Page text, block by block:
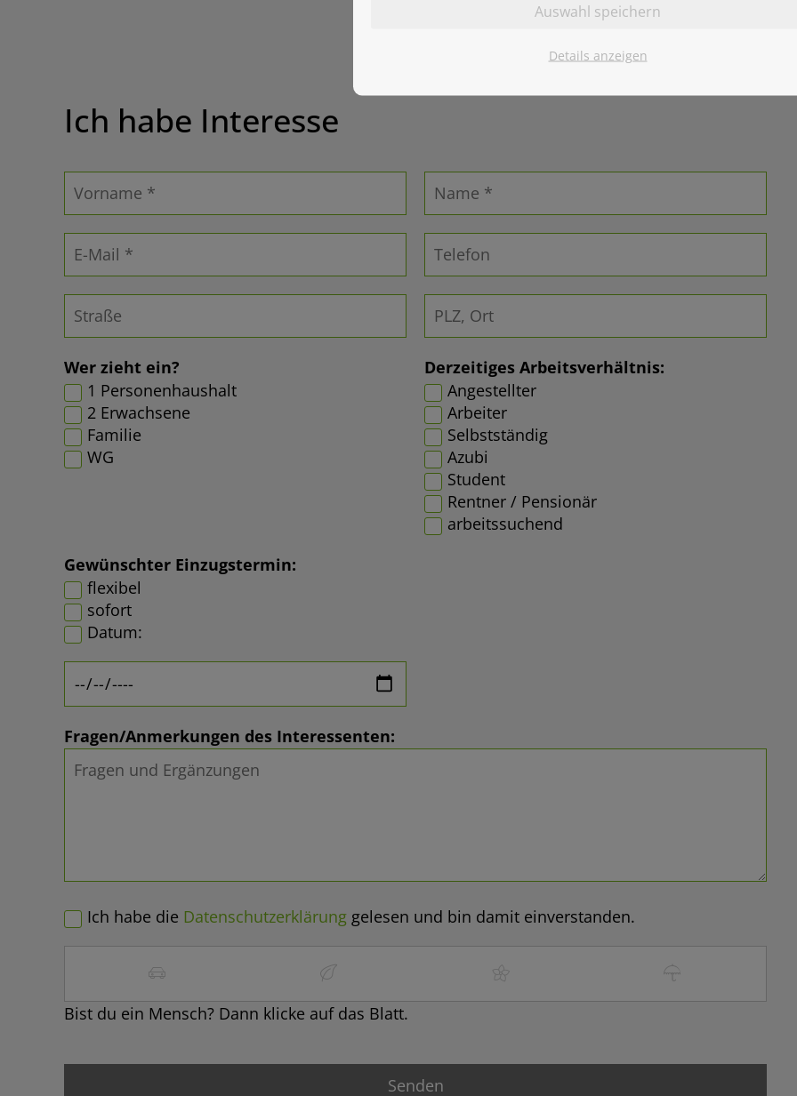
Ich habe Interesse
Wer zieht ein?
1 Personenhaushalt
2 Erwachsene
Familie
WG
Derzeitiges Arbeitsverhältnis:
Angestellter
Arbeiter
Selbstständig
Azubi
Student
Rentner / Pensionär
arbeitssuchend
Gewünschter Einzugstermin:
flexibel
sofort
Datum:
Fragen/Anmerkungen des Interessenten:
Ich habe die Datenschutzerklärung gelesen und bin damit einverstanden.
Bist du ein Mensch? Dann klicke auf das Blatt.
Auswahl speichern
Details anzeigen